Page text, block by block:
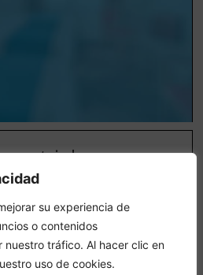
su experiencia de
o contenidos
nuestro tráfico. Al hacer clic en
uso de cookies.
tripla
alloggiano nella stessa stanza